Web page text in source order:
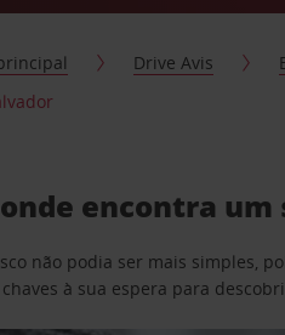
Drive Avis
encontra
não podia ser mais simples,
à sua espera para